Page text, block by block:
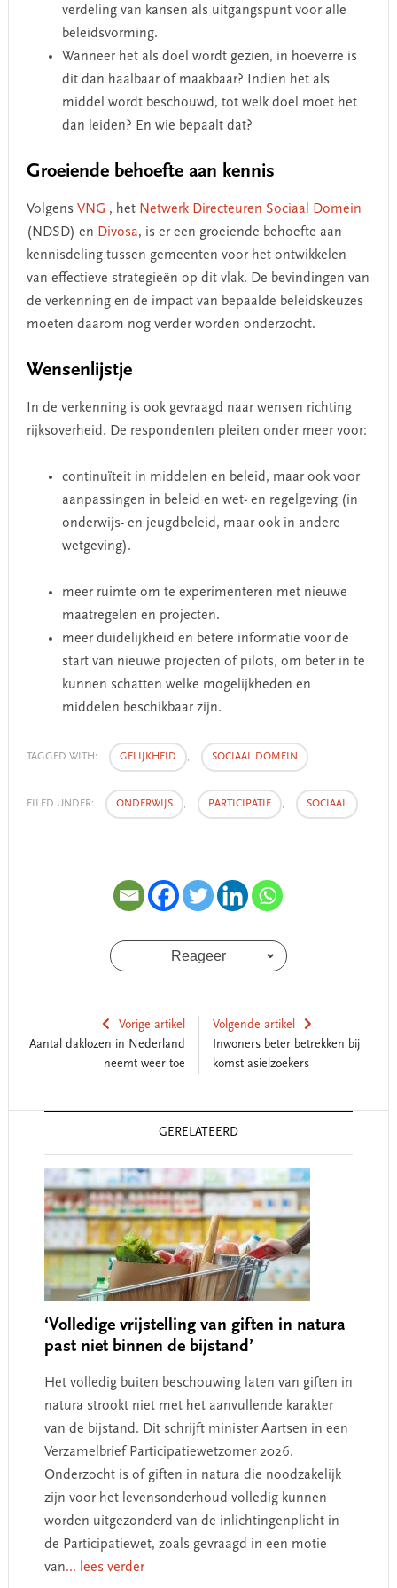
verdeling van kansen als uitgangspunt voor alle
beleidsvorming.
Wanneer het als doel wordt gezien, in hoeverre is
dit dan haalbaar of maakbaar? Indien het als
middel wordt beschouwd, tot welk doel moet het
dan leiden? En wie bepaalt dat?
Groeiende behoefte aan kennis
Volgens VNG , het Netwerk Directeuren Sociaal Domein
(NDSD) en Divosa, is er een groeiende behoefte aan
kennisdeling tussen gemeenten voor het ontwikkelen
van effectieve strategieën op dit vlak. De bevindingen van
de verkenning en de impact van bepaalde beleidskeuzes
moeten daarom nog verder worden onderzocht.
Wensenlijstje
In de verkenning is ook gevraagd naar wensen richting
rijksoverheid. De respondenten pleiten onder meer voor:
continuïteit in middelen en beleid, maar ook voor
aanpassingen in beleid en wet- en regelgeving (in
onderwijs- en jeugdbeleid, maar ook in andere
wetgeving).
meer ruimte om te experimenteren met nieuwe
maatregelen en projecten.
meer duidelijkheid en betere informatie voor de
start van nieuwe projecten of pilots, om beter in te
kunnen schatten welke mogelijkheden en
middelen beschikbaar zijn.
TAGGED WITH: GELIJKHEID , SOCIAAL DOMEIN
FILED UNDER: ONDERWIJS , PARTICIPATIE , SOCIAAL
Reageer
Vorige artikel
Aantal daklozen in Nederland
neemt weer toe
Volgende artikel
Inwoners beter betrekken bij
komst asielzoekers
GERELATEERD
‘Volledige vrijstelling van giften in natura
past niet binnen de bijstand’
Het volledig buiten beschouwing laten van giften in
natura strookt niet met het aanvullende karakter
van de bijstand. Dit schrijft minister Aartsen in een
Verzamelbrief Participatiewetzomer 2026.
Onderzocht is of giften in natura die noodzakelijk
zijn voor het levensonderhoud volledig kunnen
worden uitgezonderd van de inlichtingenplicht in
de Participatiewet, zoals gevraagd in een motie
van... lees verder